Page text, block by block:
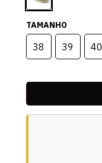
TAMANHO
38 39 40